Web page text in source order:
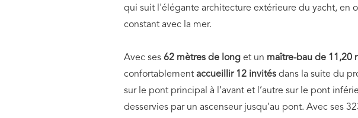
qui suit l'élégante architecture extérieure du yacht, en
constant avec la mer.
Avec ses 62 mètres de long et un maître-bau de 11,20
confortablement accueillir 12 invités dans la suite du
sur le pont principal à l’avant et l’autre sur le pont
desservies par un ascenseur jusqu’au pont. Avec ses